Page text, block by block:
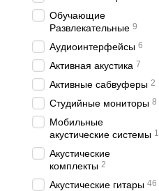
Обучающие
Развлекательные 9
Аудиоинтерфейсы 6
Активная акустика 7
Активные сабвуферы 2
Студийные мониторы 8
Мобильные
акустические системы 1
Акустические
комплекты 2
Акустические гитары 46